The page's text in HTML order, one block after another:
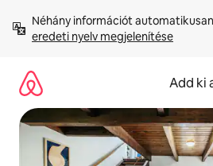
tartalomra
Néhány információt
eredeti nyelv megjelenítése
Add ki